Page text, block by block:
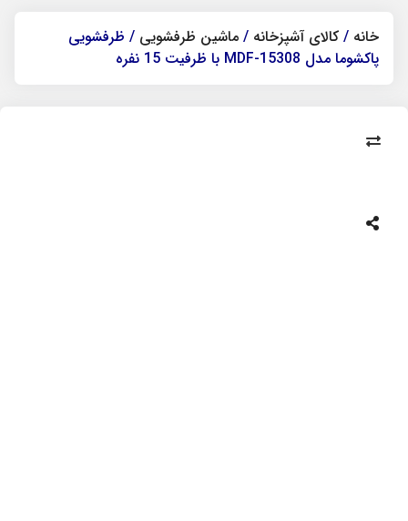
خانه / کالای آشپزخانه / ماشین ظرفشویی / ظرفشویی
پاکشوما مدل MDF-15308 با ظرفیت 15 نفره